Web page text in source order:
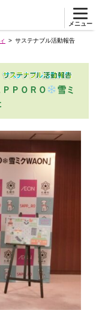
メニュー
サステナブル活動報告
ＰＯＲＯ
雪ミ